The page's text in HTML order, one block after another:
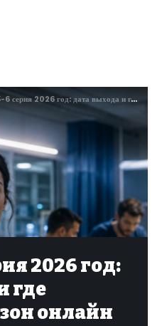
2026 год: дата выхода и где смотреть 2 сезон онлайн
2026 год:
где
онлайн